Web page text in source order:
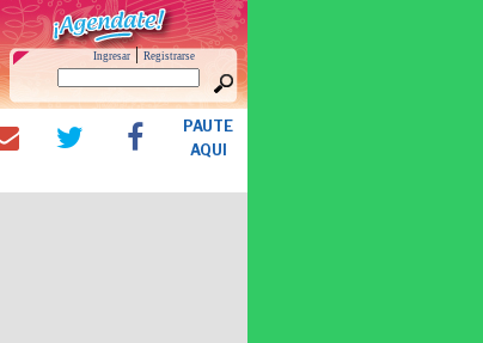
Ingresar|Registrarse
PAUTE
AQUI